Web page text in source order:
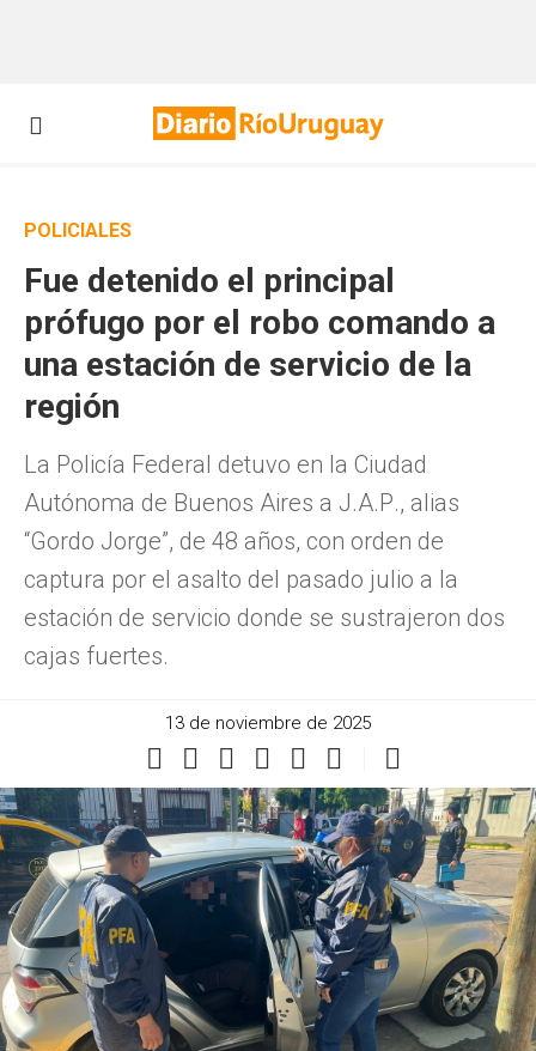
POLICIALES
Fue detenido el principal
prófugo por el robo comando a
una estación de servicio de la
región
La Policía Federal detuvo en la Ciudad
Autónoma de Buenos Aires a J.A.P., alias
“Gordo Jorge”, de 48 años, con orden de
captura por el asalto del pasado julio a la
estación de servicio donde se sustrajeron dos
cajas fuertes.
13 de noviembre de 2025